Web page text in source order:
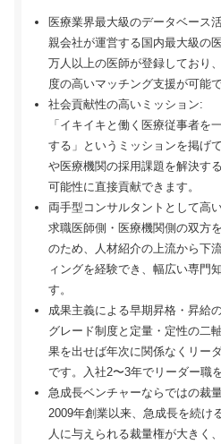
医療業界最大級のデータベース
親会社が運営する国内最大級の
万人以上の医師が登録しており
度の高いマッチング支援が可能で
社会貢献性の高いミッション:
「イキイキと働く医療従事者を
する」というミッションを掲げ
や医療機関の採用課題を解決す
可能性に直接貢献できます。
両手型コンサルタントとして高
求職医師側・医療機関側の双方
のため、人材紹介の上流から下
ィングを経験でき、幅広い専門
す。
成果主義による早期昇格・昇給
グレード制度と定量・定性の二
果を出せば年次に関係なくリー
です。入社2〜3年でリーダー職
急成長ベンチャーならではの裁
2009年創業以来、急成長を続け
人に与えられる裁量権が大きく